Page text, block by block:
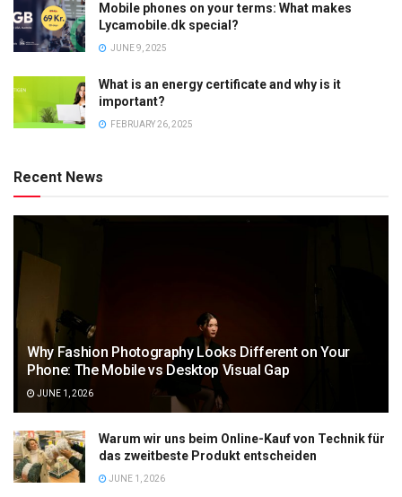
Mobile phones on your terms: What makes
Lycamobile.dk special?
JUNE 9, 2025
What is an energy certificate and why is it
important?
FEBRUARY 26, 2025
Recent News
Why Fashion Photography Looks Different on Your
Phone: The Mobile vs Desktop Visual Gap
JUNE 1, 2026
Warum wir uns beim Online-Kauf von Technik für
das zweitbeste Produkt entscheiden
JUNE 1, 2026